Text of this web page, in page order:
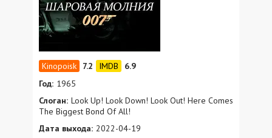
7.2
6.9
Год: 1965
Слоган: Look Up! Look Down! Look Out! Here Comes
The Biggest Bond Of All!
Дата выхода: 2022-04-19